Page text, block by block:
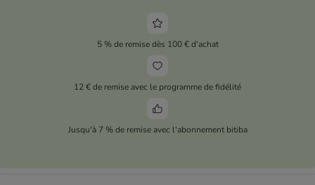
5 % de remise dès 100 € d'achat
12 € de remise avec le programme de fidélité
Jusqu'à 7 % de remise avec l'abonnement bitiba